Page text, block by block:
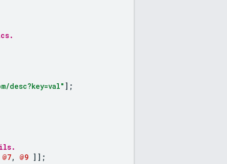
desc?key=val" ];
@7, @9 ] ];